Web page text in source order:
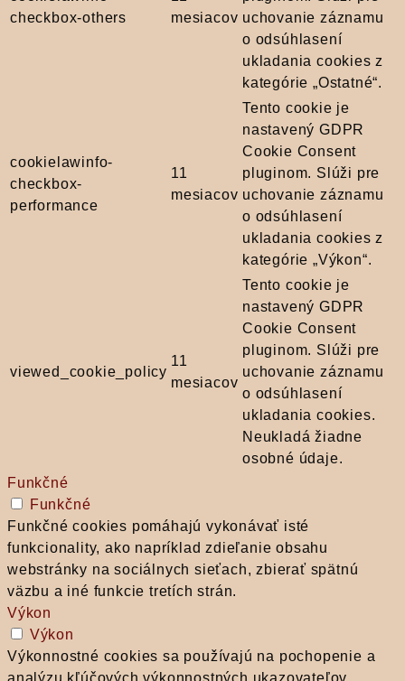
checkbox-others
mesiacov uchovanie záznamu
o odsúhlasení
ukladania cookies z
kategórie „Ostatné“.
cookielawinfo-
checkbox-
performance
11
mesiacov
Tento cookie je
nastavený GDPR
Cookie Consent
pluginom. Slúži pre
uchovanie záznamu
o odsúhlasení
ukladania cookies z
kategórie „Výkon“.
viewed_cookie_policy
11
mesiacov
Tento cookie je
nastavený GDPR
Cookie Consent
pluginom. Slúži pre
uchovanie záznamu
o odsúhlasení
ukladania cookies.
Neukladá žiadne
osobné údaje.
Funkčné
Funkčné
Funkčné cookies pomáhajú vykonávať isté
funkcionality, ako napríklad zdieľanie obsahu
webstránky na sociálnych sieťach, zbierať spätnú
väzbu a iné funkcie tretích strán.
Výkon
Výkon
Výkonnostné cookies sa používajú na pochopenie a